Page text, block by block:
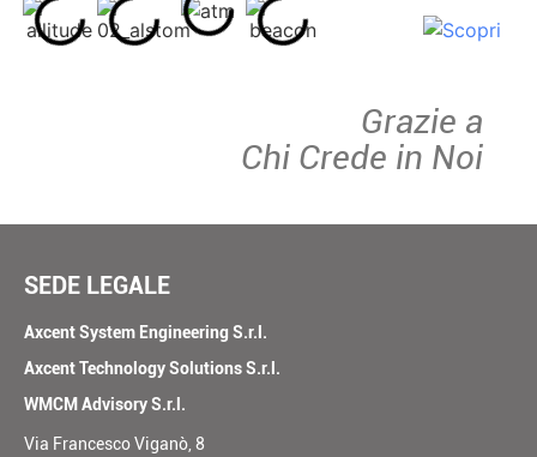
Grazie a
Chi Crede in Noi
SEDE LEGALE
Axcent System Engineering S.r.l.
Axcent Technology Solutions S.r.l.
WMCM Advisory S.r.l.
Via Francesco Viganò, 8